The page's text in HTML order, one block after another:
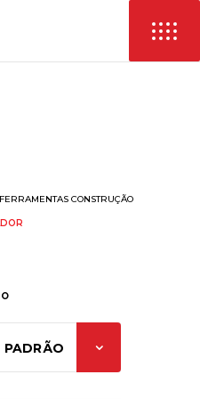
FERRAMENTAS CONSTRUÇÃO